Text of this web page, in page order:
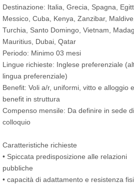
Destinazione: Italia, Grecia, Spagna,
Messico, Cuba, Kenya, Zanzibar, Maldive,
Turchia, Santo Domingo, Vietnam,
Mauritius, Dubai, Qatar
Periodo: Minimo 03 mesi
Lingue richieste: Inglese preferenziale
lingua preferenziale)
Benefit: Voli a/r, uniformi, vitto e alloggio
benefit in struttura
Compenso mensile: Da definire in sede di
colloquio
Caratteristiche richieste
• Spiccata predisposizione alle relazioni
pubbliche
• capacità di adattamento e resistenza